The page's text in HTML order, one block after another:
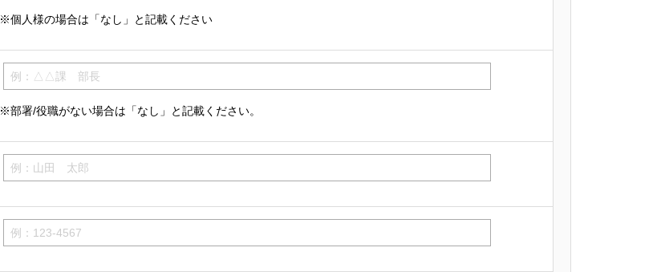
※個人様の場合は「なし」と記載ください
※部署/役職がない場合は「なし」と記載ください。